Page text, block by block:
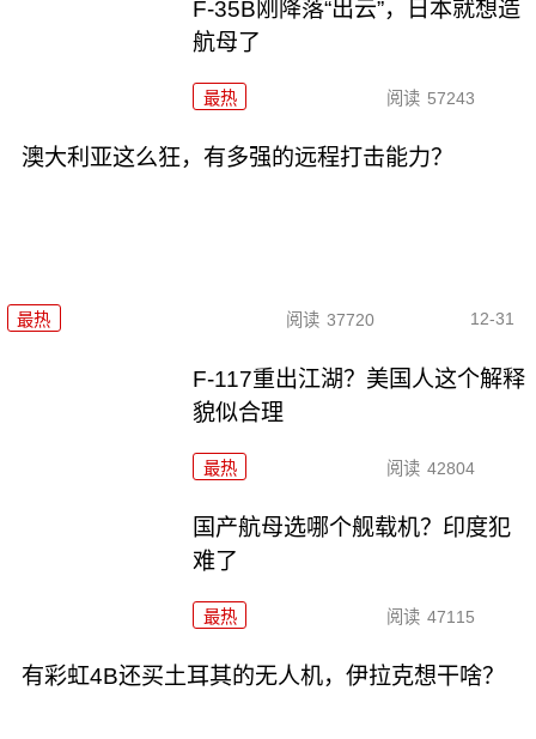
F-35B刚降落“出云”，日本就想造
航母了
最热 阅读 57243
澳大利亚这么狂，有多强的远程打击能力？
最热 阅读 37720 12-31
F-117重出江湖？美国人这个解释
貌似合理
最热 阅读 42804
国产航母选哪个舰载机？印度犯
难了
最热 阅读 47115
有彩虹4B还买土耳其的无人机，伊拉克想干啥？